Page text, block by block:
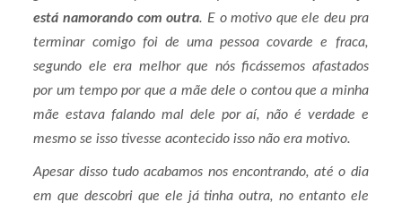
está namorando com outra. E o motivo que ele deu pra
terminar comigo foi de uma pessoa covarde e fraca,
segundo ele era melhor que nós ficássemos afastados
por um tempo por que a mãe dele o contou que a minha
mãe estava falando mal dele por aí, não é verdade e
mesmo se isso tivesse acontecido isso não era motivo.
Apesar disso tudo acabamos nos encontrando, até o dia
em que descobri que ele já tinha outra, no entanto ele